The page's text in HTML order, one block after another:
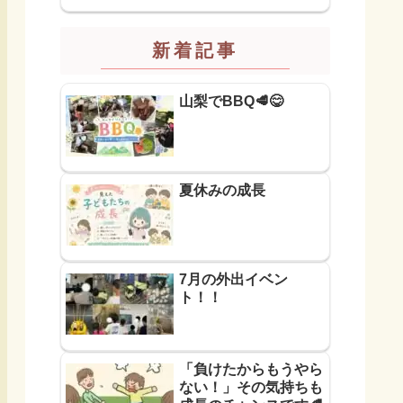
新着記事
山梨でBBQ🥩😋
夏休みの成長
7月の外出イベン
ト！！
「負けたからもうやら
ない！」その気持ちも